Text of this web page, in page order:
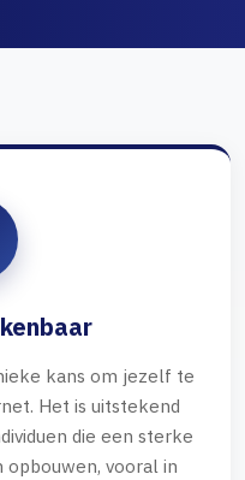
kans om jezelf te
Het is uitstekend
die een sterke
vooral in